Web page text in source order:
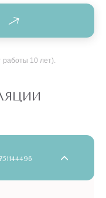
работы 10 лет).